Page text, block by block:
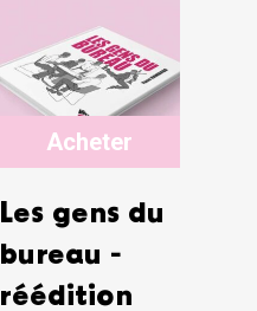
Acheter
Les gens du
bureau -
réédition